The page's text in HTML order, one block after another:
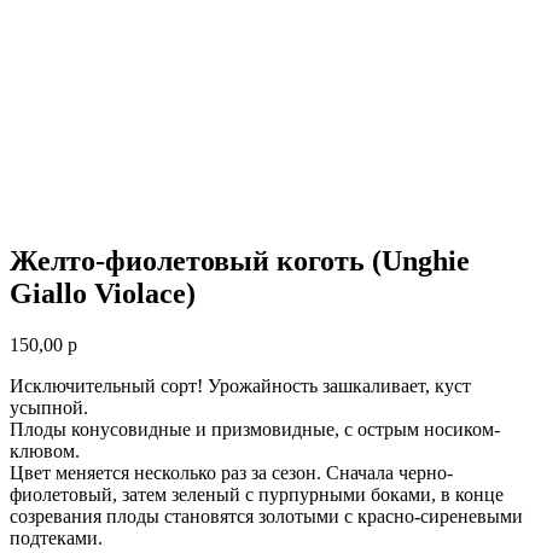
Желто-фиолетовый коготь (Unghie
Giallo Violace)
150,00 р
Исключительный сорт! Урожайность зашкаливает, куст
усыпной.
Плоды конусовидные и призмовидные, с острым носиком-
клювом.
Цвет меняется несколько раз за сезон. Сначала черно-
фиолетовый, затем зеленый с пурпурными боками, в конце
созревания плоды становятся золотыми с красно-сиреневыми
подтеками.